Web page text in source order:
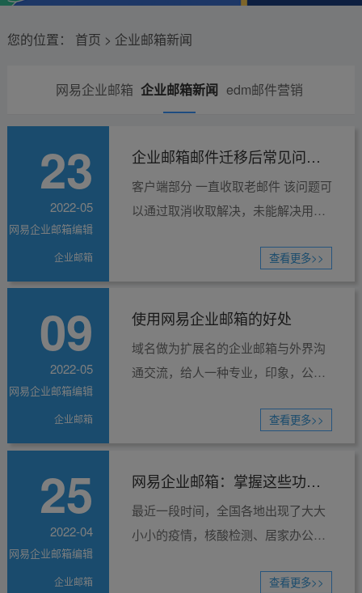
您的位置： 首页 > 企业邮箱新闻
网易企业邮箱 企业邮箱新闻 edm邮件营销
23
2022-05
网易企业邮箱编辑
企业邮箱
企业邮箱邮件迁移后常见问题
及解决办法
客户端部分 一直收取老邮件 该问题可
以通过取消收取解决，未能解决用户
件夹解决。 密码正确客户端提示密...
查看更多>>
09
2022-05
网易企业邮箱编辑
企业邮箱
使用网易企业邮箱的好处
域名做为扩展名的企业邮箱与外界沟
通交流，给人一种专业，印象，公司
详解原材料给到消费者，倘若用的是
企业邮箱价值评定。 ...
查看更多>>
25
2022-04
网易企业邮箱编辑
企业邮箱
网易企业邮箱：掌握这些功
能，助力高效工作！
最近一段时间，全国各地出现了大大
小小的疫情，核酸检测、居家办公又
排，如何在疫情期间保持工作效率？
查看更多>>